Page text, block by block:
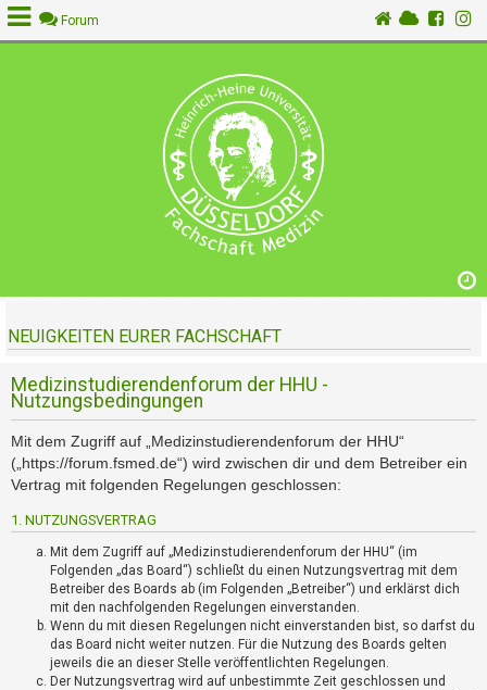
R
g
i
s
t
r
i
r
Forum
NEUIGKEITEN EURER FACHSCHAFT
Medizinstudierendenforum der HHU -
Nutzungsbedingungen
Mit dem Zugriff auf „Medizinstudierendenforum der HHU“
(„https://forum.fsmed.de“) wird zwischen dir und dem Betreiber ein
Vertrag mit folgenden Regelungen geschlossen:
1. NUTZUNGSVERTRAG
Mit dem Zugriff auf „Medizinstudierendenforum der HHU“ (im
Folgenden „das Board“) schließt du einen Nutzungsvertrag mit dem
Betreiber des Boards ab (im Folgenden „Betreiber“) und erklärst dich
mit den nachfolgenden Regelungen einverstanden.
Wenn du mit diesen Regelungen nicht einverstanden bist, so darfst du
das Board nicht weiter nutzen. Für die Nutzung des Boards gelten
jeweils die an dieser Stelle veröffentlichten Regelungen.
Der Nutzungsvertrag wird auf unbestimmte Zeit geschlossen und